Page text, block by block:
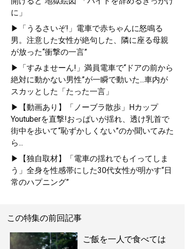
に」
▶「うるさいぞ!」電車で赤ちゃんに怒鳴る
男。注意した女性が絶句した、隣に座る母親
が放った“衝撃の一言”
▶「すみませーん!」満員電車で“ドアの前から
絶対に動かない男性”が一瞬で動いた...車内が
スカッとした「たった一言」
▶【動画あり】「ノーブラ散歩」Hカップ
Youtuberを直撃!おっぱいが揺れ、透け乳首で
街中を歩いて“恥ずかしくない”のか聞いてみた
ら...
▶【独自取材】「電車の揺れでもイってしま
う」全身を性感帯にした30代女性が明かす“日
常のハプニング”
この特集の前回記事
ご飯を一人で食べては